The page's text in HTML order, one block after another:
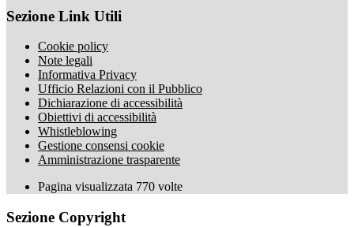
Sezione Link Utili
Cookie policy
Note legali
Informativa Privacy
Ufficio Relazioni con il Pubblico
Dichiarazione di accessibilità
Obiettivi di accessibilità
Whistleblowing
Gestione consensi cookie
Amministrazione trasparente
Pagina visualizzata 770 volte
Sezione Copyright